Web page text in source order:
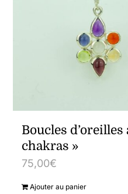
Boucles d’oreilles
chakras »
75,00€
Ajouter au panier